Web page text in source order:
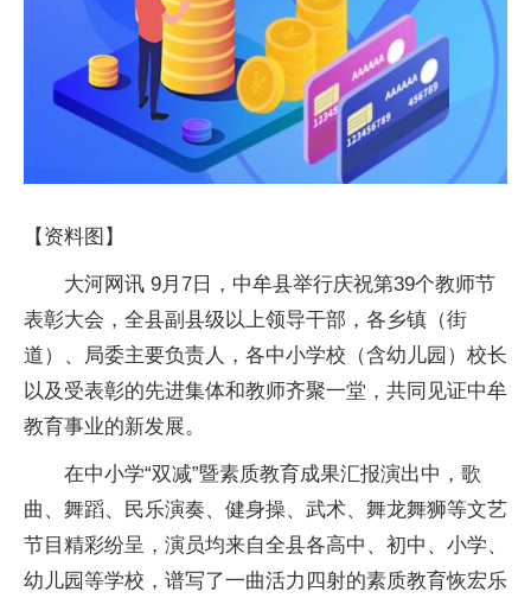
【资料图】
大河网讯 9月7日，中牟县举行庆祝第39个教师节
表彰大会，全县副县级以上领导干部，各乡镇（街
道）、局委主要负责人，各中小学校（含幼儿园）校长
以及受表彰的先进集体和教师齐聚一堂，共同见证中牟
教育事业的新发展。
在中小学“双减”暨素质教育成果汇报演出中，歌
曲、舞蹈、民乐演奏、健身操、武术、舞龙舞狮等文艺
节目精彩纷呈，演员均来自全县各高中、初中、小学、
幼儿园等学校，谱写了一曲活力四射的素质教育恢宏乐